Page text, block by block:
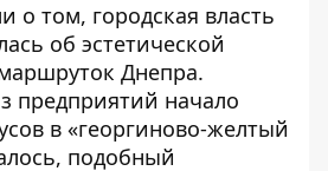
о том, городская власть
об эстетической
Днепра.
предприятий начало
в «георгиново-желтый
подобный